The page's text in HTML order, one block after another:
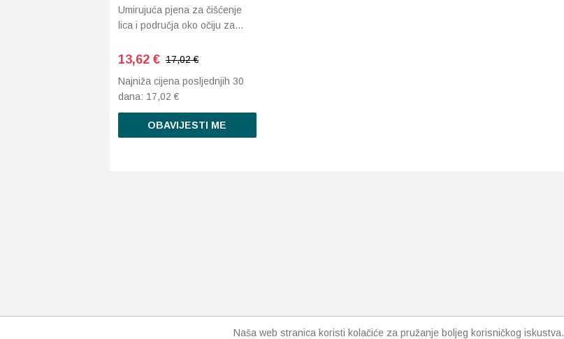
Umirujuća pjena za čišćenje
lica i područja oko očiju za…
13,62 € 17,02 €
Najniža cijena posljednjih 30
dana: 17,02 €
OBAVIJESTI ME
Naša web stranica koristi kolačiće za pružanje boljeg korisničkog iskustva.